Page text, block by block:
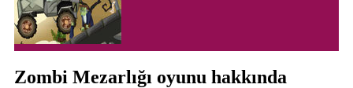
Zombi Mezarlığı oyunu hakkında